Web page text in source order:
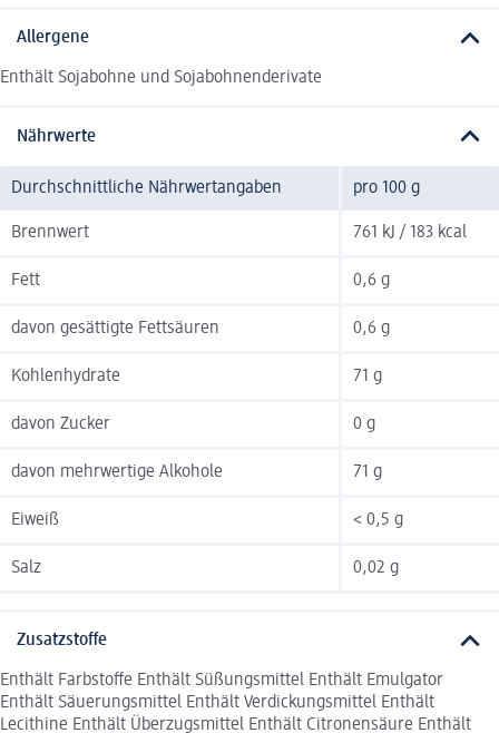
Allergene
Enthält Sojabohne und Sojabohnenderivate
Nährwerte
Durchschnittliche Nährwertangaben pro 100 g
Brennwert 761 kJ / 183 kcal
Fett 0,6 g
davon gesättigte Fettsäuren 0,6 g
Kohlenhydrate 71 g
davon Zucker 0 g
davon mehrwertige Alkohole 71 g
Eiweiß < 0,5 g
Salz 0,02 g
Zusatzstoffe
Enthält Farbstoffe Enthält Süßungsmittel Enthält Emulgator
Enthält Säuerungsmittel Enthält Verdickungsmittel Enthält
Lecithine Enthält Überzugsmittel Enthält Citronensäure Enthält